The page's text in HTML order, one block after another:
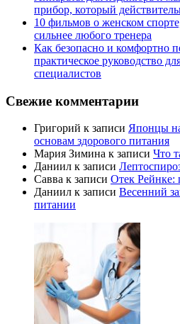
прибор, который
10 фильмов о женском
сильнее любого тренера
Как безопасно и комфортно
практическое руководство
специалистов
Свежие комментарии
Григорий к записи Японцы
основам здорового питания
Мария Зимина к записи Что
Даниил к записи
Савва к записи Отек
Даниил к записи Весенний
питании